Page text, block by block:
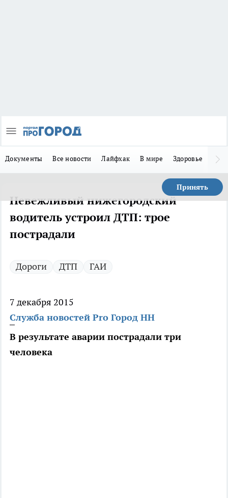
Документы Все новости Лайфхак В мире Здоровье
Принять
Невежливый нижегородский
водитель устроил ДТП: трое
пострадали
Дороги ДТП ГАИ
7 декабря 2015
Служба новостей Pro Город НН
В результате аварии пострадали три
человека